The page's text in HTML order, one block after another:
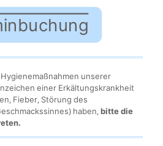
unserer
einer Erkältungskrankheit
Fieber, Störung des
haben,bitte die